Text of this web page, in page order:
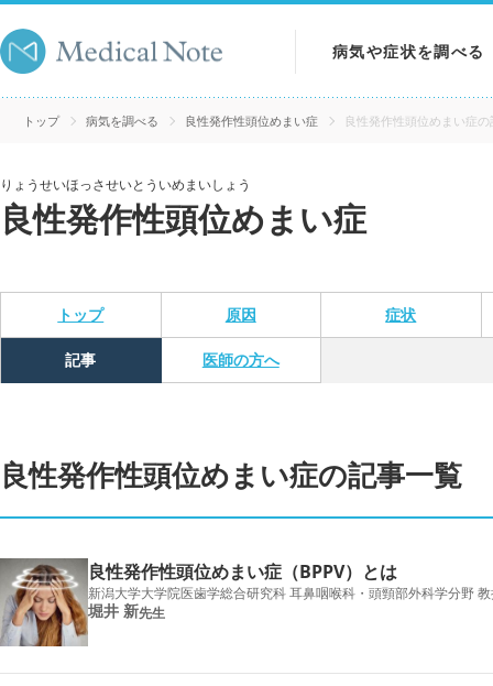
病気や症状を調べる
病気を調べる
検査を調べる
トップ 病気を調べる 良性発作性頭位めまい症 良性発作性頭位めまい症
りょうせいほっさせいとういめまいしょう
良性発作性頭位めまい症
トップ 原因 症状
記事 医師の方へ
良性発作性頭位めまい症の記事一覧
良性発作性頭位めまい症（BPPV）とは
新潟大学大学院医歯学総合研究科 耳鼻咽喉科・頭頸部外科学分野
堀井 新先生